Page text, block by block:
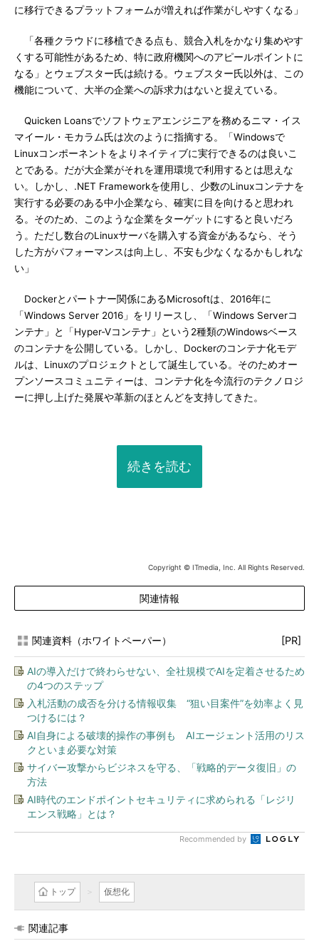
に移行できるプラットフォームが増えれば作業がしやすくなる」
「各種クラウドに移植できる点も、競合入札をかなり集めやす
くする可能性があるため、特に政府機関へのアピールポイントに
なる」とウェブスター氏は続ける。ウェブスター氏以外は、この
機能について、大半の企業への訴求力はないと捉えている。
Quicken Loansでソフトウェアエンジニアを務めるニマ・イス
マイール・モカラム氏は次のように指摘する。「Windowsで
Linuxコンポーネントをよりネイティブに実行できるのは良いこ
とである。だが大企業がそれを運用環境で利用するとは思えな
い。しかし、.NET Frameworkを使用し、少数のLinuxコンテナを
実行する必要のある中小企業なら、確実に目を向けると思われ
る。そのため、このような企業をターゲットにすると良いだろ
う。ただし数台のLinuxサーバを購入する資金があるなら、そう
した方がパフォーマンスは向上し、不安も少なくなるかもしれな
い」
Dockerとパートナー関係にあるMicrosoftは、2016年に
「Windows Server 2016」をリリースし、「Windows Serverコ
ンテナ」と「Hyper-Vコンテナ」という2種類のWindowsベース
のコンテナを公開している。しかし、Dockerのコンテナ化モデ
ルは、Linuxのプロジェクトとして誕生している。そのためオー
プンソースコミュニティーは、コンテナ化を今流行のテクノロジ
ーに押し上げた発展や革新のほとんどを支持してきた。
続きを読む
Copyright © ITmedia, Inc. All Rights Reserved.
関連情報
関連資料（ホワイトペーパー） [PR]
AIの導入だけで終わらせない、全社規模でAIを定着させるため
の4つのステップ
入札活動の成否を分ける情報収集 “狙い目案件”を効率よく見
つけるには？
AI自身による破壊的操作の事例も AIエージェント活用のリス
クといま必要な対策
サイバー攻撃からビジネスを守る、「戦略的データ復旧」の
方法
AI時代のエンドポイントセキュリティに求められる「レジリ
エンス戦略」とは？
Recommended by
トップ 仮想化
関連記事